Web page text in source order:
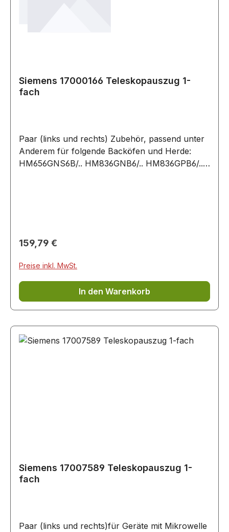
HS958KDB1/..
Siemens 17000166 Teleskopauszug 1-
fach
Paar (links und rechts) Zubehör, passend unter
Anderem für folgende Backöfen und Herde:
HM656GNS6B/.. HM836GNB6/.. HM836GPB6/..
Regulärer Preis:
159,79 €
Preise inkl. MwSt.
In den Warenkorb
Siemens 17007589 Teleskopauszug 1-
fach
Paar (links und rechts)für Geräte mit Mikrowelle